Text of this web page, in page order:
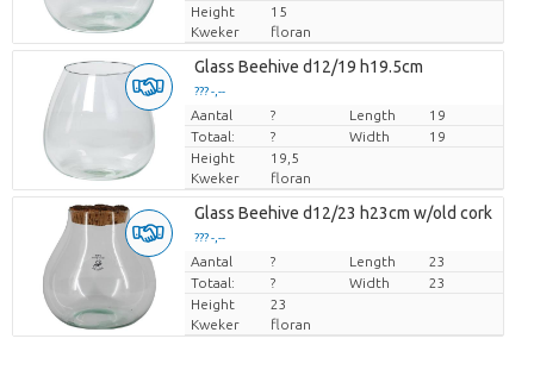
Height
15
Kweker
floran
Glass Beehive d12/19 h19.5cm
??? -,--
Prijs per stuk
Aantal ? Length
19
Totaal:
? Width
19
Height
19,5
Kweker
floran
Glass Beehive d12/23 h23cm w/old cork
??? -,--
Prijs per stuk
Aantal ? Length
23
Totaal:
? Width
23
Height
23
Kweker
floran